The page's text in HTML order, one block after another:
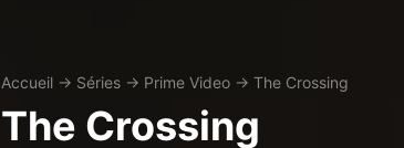
Accueil → Séries → Prime Video → The Crossing
The Crossing